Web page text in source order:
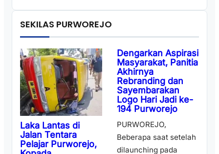
SEKILAS PURWOREJO
Laka Lantas di
Jalan Tentara
Pelajar Purworejo,
Dengarkan Aspirasi
Masyarakat, Panitia
Akhirnya
Rebranding dan
Sayembarakan
Logo Hari Jadi ke-
194 Purworejo
PURWOREJO,
Beberapa saat setelah
dilaunching pada